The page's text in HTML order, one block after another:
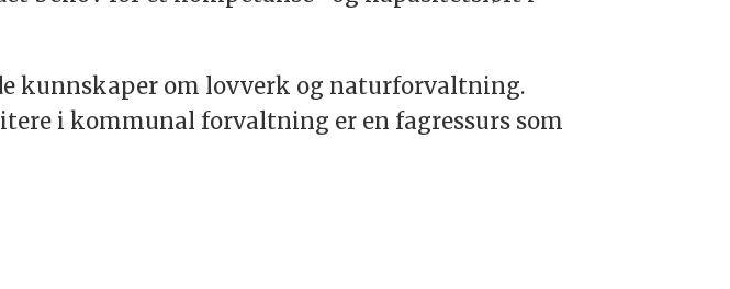
kunnskaper om lovverk og naturforvaltning.
i kommunal forvaltning er en fagressurs som